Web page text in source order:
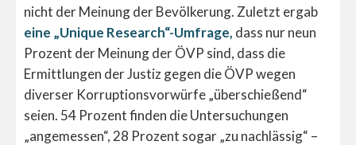
nicht der Meinung der Bevölkerung. Zuletzt ergab
eine „Unique Research“-Umfrage, dass nur neun
Prozent der Meinung der ÖVP sind, dass die
Ermittlungen der Justiz gegen die ÖVP wegen
diverser Korruptionsvorwürfe „überschießend“
seien. 54 Prozent finden die Untersuchungen
„angemessen“, 28 Prozent sogar „zu nachlässig“ –